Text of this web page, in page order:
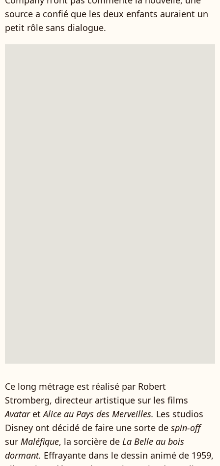
source a confié que les deux enfants auraient un
petit rôle sans dialogue.
Ce long métrage est réalisé par Robert
Stromberg, directeur artistique sur les films
AvataretAlice au Pays des Merveilles. Les studios
Disney ont décidé de faire une sorte de spin-off
sur Maléfique, la sorcière de La Belle au bois
dormant. Effrayante dans le dessin animé de 1959,